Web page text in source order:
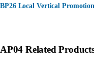
BP26 Local Vertical
AP04 Related